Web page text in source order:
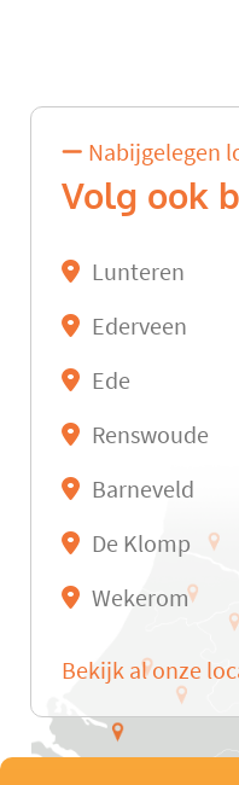
Nabijgelegen
Volg ook
Lunteren
Ederveen
Ede
Renswoude
Barneveld
De Klomp
Wekerom
Bekijk al onze